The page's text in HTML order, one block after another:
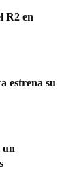
R2 en
estrena su
un